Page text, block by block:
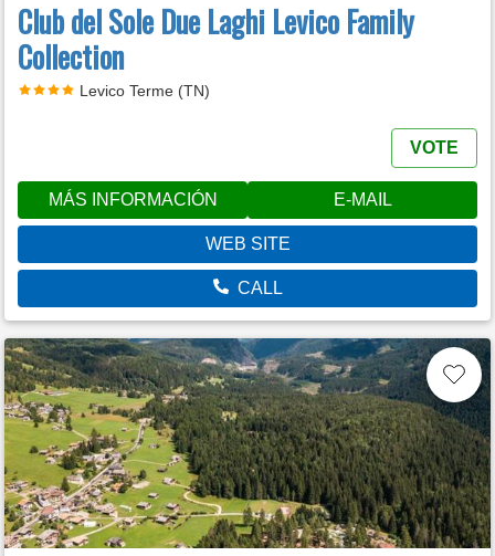
Club del Sole Due Laghi Levico Family
Collection
Levico Terme (TN)
VOTE
MÁS INFORMACIÓN E-MAIL
WEB SITE
CALL